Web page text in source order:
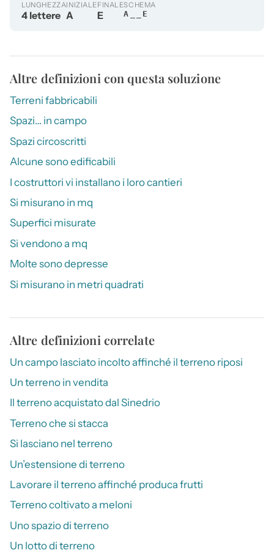
LUNGHEZZA
4 lettere
INIZIALE
A
FINALE
E
SCHEMA
A__E
Altre definizioni con questa soluzione
Terreni fabbricabili
Spazi… in campo
Spazi circoscritti
Alcune sono edificabili
I costruttori vi installano i loro cantieri
Si misurano in mq
Superfici misurate
Si vendono a mq
Molte sono depresse
Si misurano in metri quadrati
Altre definizioni correlate
Un campo lasciato incolto affinché il terreno riposi
Un terreno in vendita
Il terreno acquistato dal Sinedrio
Terreno che si stacca
Si lasciano nel terreno
Un’estensione di terreno
Lavorare il terreno affinché produca frutti
Terreno coltivato a meloni
Uno spazio di terreno
Un lotto di terreno